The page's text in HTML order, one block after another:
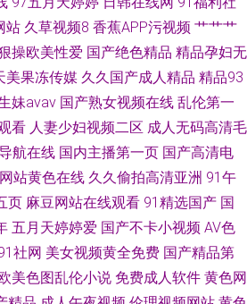
站 久草视频8 香蕉APP污视频 艹艹艹
操欧美性爱 国产绝色精品 精品孕妇无
美果冻传媒 久久国产成人精品 精品93
妹avav 国产熟女视频在线 乱伦第一
看 人妻少妇视频二区 成人无码高清毛
航在线 国内主播第一页 国产高清电
站黄色在线 久久偷拍高清亚洲 91午
页 麻豆网站在线观看 91精选国产 国
五月天婷婷爱 国产不卡小视频 AV色
社网 美女视频黄全免费 国产精品第
美色图乱伦小说 免费成人软件 黄色网